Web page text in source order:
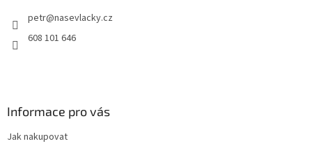
petr@nasevlacky.cz
608 101 646
Informace pro vás
Jak nakupovat